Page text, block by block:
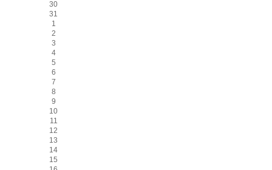
30
31
1
2
3
4
5
6
7
8
9
10
11
12
13
14
15